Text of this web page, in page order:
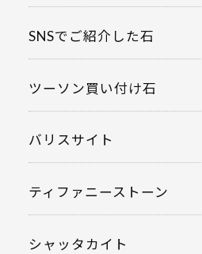
SNSでご紹介した石
ツーソン買い付け石
バリスサイト
ティファニーストーン
シャッタカイト